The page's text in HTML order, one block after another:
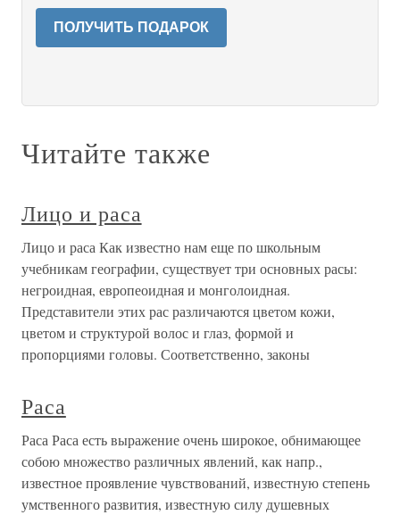
ПОЛУЧИТЬ ПОДАРОК
Читайте также
Лицо и раса
Лицо и раса Как известно нам еще по школьным
учебникам географии, существует три основных расы:
негроидная, европеоидная и монголоидная.
Представители этих рас различаются цветом кожи,
цветом и структурой волос и глаз, формой и
пропорциями головы. Соответственно, законы
Раса
Раса Раса есть выражение очень широкое, обнимающее
собою множество различных явлений, как напр.,
известное проявление чувствований, известную степень
умственного развития, известную силу душевных